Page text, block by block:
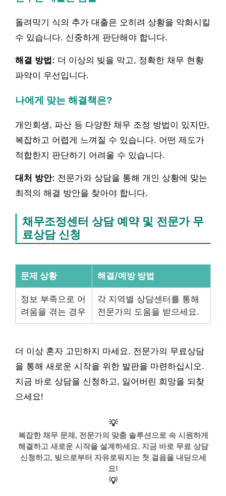
돌려막기 식의 추가 대출은 오히려 상황을 악화시킬
수 있습니다. 신중하게 판단해야 합니다.
해결 방법: 더 이상의 빚을 막고, 정확한 채무 현황
파악이 우선입니다.
나에게 맞는 해결책은?
개인회생, 파산 등 다양한 채무 조정 방법이 있지만,
복잡하고 어렵게 느껴질 수 있습니다. 어떤 제도가
적합한지 판단하기 어려울 수 있습니다.
대처 방안: 전문가와 상담을 통해 개인 상황에 맞는
최적의 해결 방안을 찾아야 합니다.
채무조정센터 상담 예약 및 전문가 무
료상담 신청
문제 상황 해결/예방 방법
정보 부족으로 어
려움을 겪는 경우
각 지역별 상담센터를 통해
전문가의 도움을 받으세요.
더 이상 혼자 고민하지 마세요. 전문가의 무료상담
을 통해 새로운 시작을 위한 발판을 마련하십시오.
지금 바로 상담을 신청하고, 잃어버린 희망을 되찾
으세요!
💡
복잡한 채무 문제, 전문가의 맞춤 솔루션으로 속 시원하게
해결하고 새로운 시작을 설계하세요. 지금 바로 무료 상담
신청하고, 빚으로부터 자유로워지는 첫 걸음을 내딛으세
요!
💡